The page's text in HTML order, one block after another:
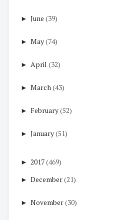
► June (39)
► May(74)
► April (32)
► March(43)
► February(52)
► January(51)
► 2017(469)
► December(21)
► November(30)